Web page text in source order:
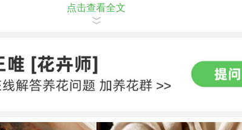
点击查看全文